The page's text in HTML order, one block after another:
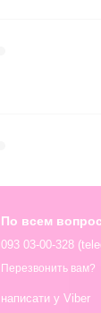
По всем
093 03-00-328
Перезвонить вам?
написати у Viber